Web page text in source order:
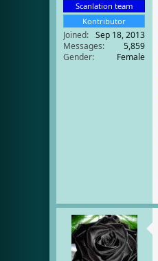
Scanlation team
Kontributor
Joined
Sep 18, 2013
Messages
5,859
Gender
Female